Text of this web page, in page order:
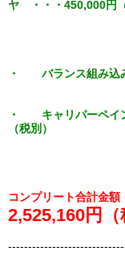
ヤ ・・・450,000円（
・ バランス組み込
・ キャリパーペイン
（税別）
コンプリート合計金
2,525,160円（